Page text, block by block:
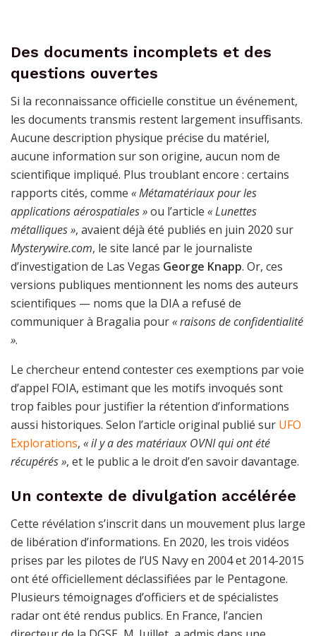
Des documents incomplets et des
questions ouvertes
Si la reconnaissance officielle constitue un événement,
les documents transmis restent largement insuffisants.
Aucune description physique précise du matériel,
aucune information sur son origine, aucun nom de
scientifique impliqué. Plus troublant encore : certains
rapports cités, comme « Métamatériaux pour les
applications aérospatiales »ou l’article « Lunettes
métalliques », avaient déjà été publiés en juin 2020 sur
Mysterywire.com, le site lancé par le journaliste
d’investigation de Las Vegas George Knapp. Or, ces
versions publiques mentionnent les noms des auteurs
scientifiques — noms que la DIA a refusé de
communiquer à Bragalia pour« raisons de confidentialité
».
Le chercheur entend contester ces exemptions par voie
d’appel FOIA, estimant que les motifs invoqués sont
trop faibles pour justifier la rétention d’informations
aussi historiques. Selon l’article original publié sur UFO
Explorations, « il y a des matériaux OVNI qui ont été
récupérés », et le public a le droit d’en savoir davantage.
Un contexte de divulgation accélérée
Cette révélation s’inscrit dans un mouvement plus large
de libération d’informations. En 2020, les trois vidéos
prises par les pilotes de l’US Navy en 2004 et 2014-2015
ont été officiellement déclassifiées par le Pentagone.
Plusieurs témoignages d’officiers et de spécialistes
radar ont été rendus publics. En France, l’ancien